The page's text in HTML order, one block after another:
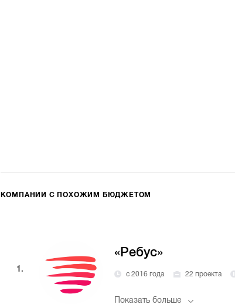
КОМПАНИИ С ПОХОЖИМ БЮДЖЕТОМ
1.
«Ребус»
с 2016 года 22 проекта
Показать больше